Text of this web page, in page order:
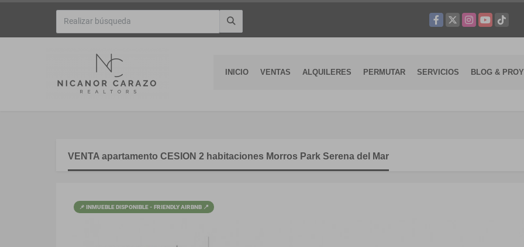
Facebook
X Instagram
YouTubeTikTok
INICIO VENTAS ALQUILERES PERMUTAR SERVICIOS BLOG &
VENTA apartamento CESION 2 habitaciones Morros Park Serena del Mar
📌 INMUEBLE DISPONIBLE - FRIENDLY AIRBNB 📍